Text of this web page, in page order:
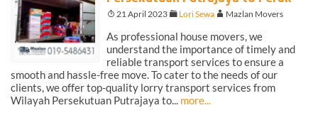
T 21 April 2023 F Lori Sewa A Mazlan Movers
As professional house movers, we
understand the importance of timely and
reliable transport services to ensure a
smooth and hassle-free move. To cater to the needs of our
clients, we offer top-quality lorry transport services from
Wilayah Persekutuan Putrajaya to... more...